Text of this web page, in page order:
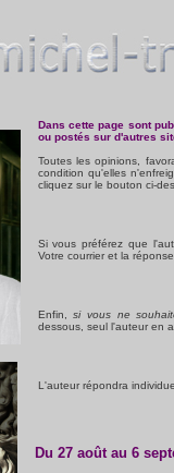
Dans cette page sont
ou postés sur d'autres
Toutes les opinions,
condition qu'elles
cliquez sur le bouton ci-
Si vous préférez que
Votre courrier et la
Enfin,si vous ne
dessous, seul l'auteur en
L'auteur répondra
Du 27 août au 6